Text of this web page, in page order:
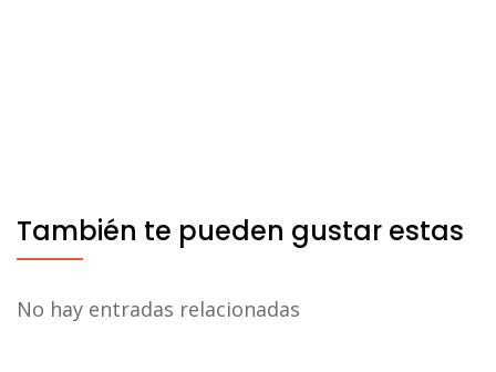
También te pueden gustar estas
No hay entradas relacionadas